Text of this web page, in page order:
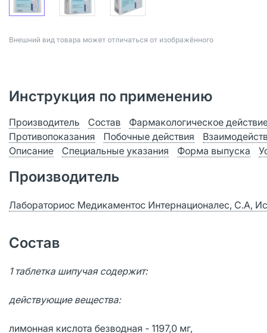
Bнешний вид товара может отличаться от изображённого
Инструкция по применению
Производитель Состав Фармакологическое
Противопоказания
Побочные действия
Описание
Специальные указания Форма выпуска
Производитель
Лабораториос Медикаментос Интернационалес, С.А,
Состав
1 таблетка шипучая содержит:
действующие вещества:
лимонная кислота безводная - 1197,0 мг,